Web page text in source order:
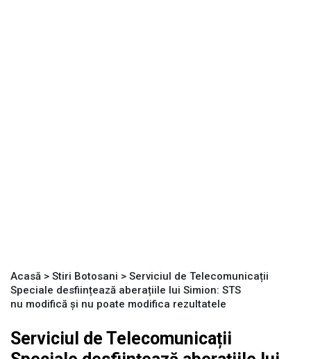
Acasă > Stiri Botosani > Serviciul de Telecomunicații
Speciale desființează aberațiile lui Simion: STS
nu modifică și nu poate modifica rezultatele
Serviciul de Telecomunicații